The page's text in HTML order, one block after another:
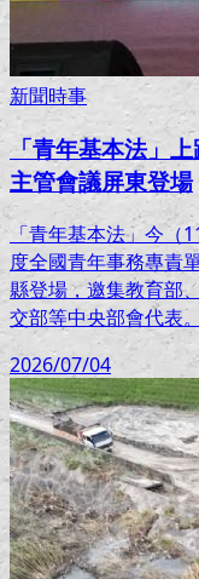
新聞時事
「青年基本法」
主管會議屏東登場
「青年基本法」今
度全國青年事務專責
縣登場，邀集教育部
交部等中央部會代表。
2026/07/04